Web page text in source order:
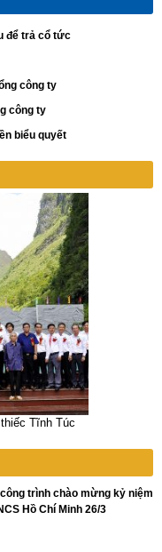
để trả cổ tức
công ty
công ty
biểu quyết
Tĩnh Túc
trình chào mừng kỷ niệm
Hồ Chí Minh 26/3